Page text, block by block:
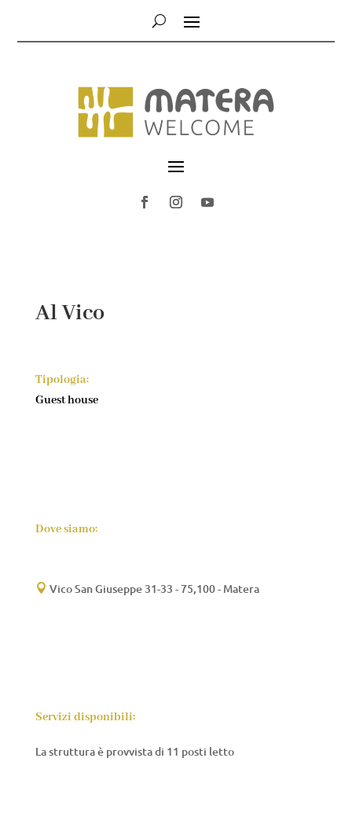
Al Vico
Tipologia:
Guest house
Dove siamo:
 Vico San Giuseppe 31-33 - 75,100 - Matera
Servizi disponibili:
La struttura è provvista di 11 posti letto